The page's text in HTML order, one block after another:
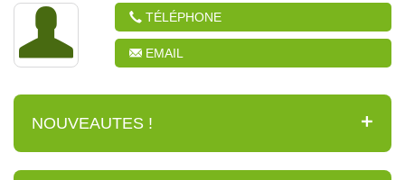
TÉLÉPHONE
EMAIL
NOUVEAUTES !